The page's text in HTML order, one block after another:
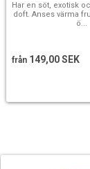
Har en söt, exotisk
doft. Anses värma
ö...
från 149,00 SEK